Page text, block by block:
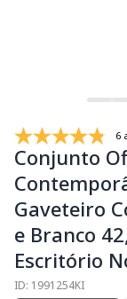
6
Conjunto
Gaveteiro
e Branco
Escritório
ID: 1991254KI